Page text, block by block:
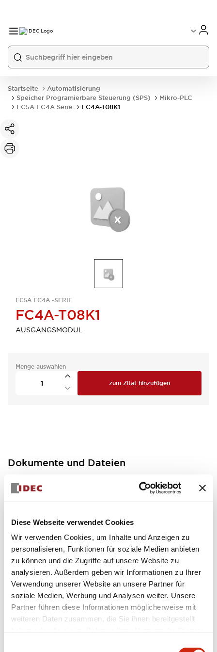
Diese Webseite verwendet Cookies
Wir verwenden Cookies, um Inhalte und Anzeigen zu
personalisieren, Funktionen für soziale Medien anbieten
zu können und die Zugriffe auf unsere Website zu
analysieren. Außerdem geben wir Informationen zu Ihrer
Verwendung unserer Website an unsere Partner für
soziale Medien, Werbung und Analysen weiter. Unsere
Partner führen diese Informationen möglicherweise mit
weiteren Daten zusammen, die Sie ihnen bereitgestellt
Startseite
Automatisierung
Speicher Programierbare Steuerung (SPS)
Mikro-PLC
FC5A FC4A Serie
FC4A-T08K1
FC5A FC4A -SERIE
FC4A-T08K1
AUSGANGSMODUL
Menge auswählen
zum Zitat hinzufügen
Dokumente und Dateien
FC5A MICRO Smart pentra Instruction Sheet (FC5
A-D12K1E\, FC5A-D12S1E)
17/11/2022
.PDF257.75KB
FC5A MICRO Smart pentra Instruction Sheet (FC5
A-D16RK1\, FC5A-D16RS1\, FC5A-D32K3\, FC5A-D